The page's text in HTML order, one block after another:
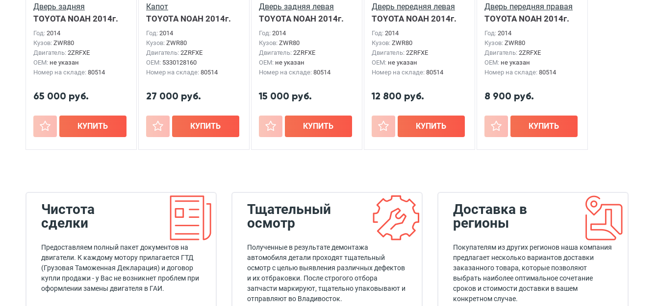
Дверь задняя
TOYOTA NOAH 2014г.
Год: 2014
Кузов: ZWR80
Двигатель: 2ZRFXE
OEM: не указан
Номер на складе: 80514
65 000 руб.
+ КУПИТЬ
Капот
TOYOTA NOAH 2014г.
Год: 2014
Кузов: ZWR80
Двигатель: 2ZRFXE
OEM: 5330128160
Номер на складе: 80514
27 000 руб.
+ КУПИТЬ
Дверь задняя левая
TOYOTA NOAH 2014г.
Год: 2014
Кузов: ZWR80
Двигатель: 2ZRFXE
OEM: не указан
Номер на складе: 80514
15 000 руб.
+ КУПИТЬ
Дверь передняя левая
TOYOTA NOAH 2014г.
Год: 2014
Кузов: ZWR80
Двигатель: 2ZRFXE
OEM: не указан
Номер на складе: 80514
12 800 руб.
+ КУПИТЬ
Дверь передняя правая
TOYOTA NOAH 2014г.
Год: 2014
Кузов: ZWR80
Двигатель: 2ZRFXE
OEM: не указан
Номер на складе: 80514
8 900 руб.
+ КУПИТЬ
Чистота
сделки
Предоставляем полный пакет документов на
двигатели. К каждому мотору прилагается ГТД
(Грузовая Таможенная Декларация) и договор
купли продажи - у Вас не возникнет проблем при
оформлении замены двигателя в ГАИ.
Тщательный
осмотр
Полученные в результате демонтажа
автомобиля детали проходят тщательный
осмотр с целью выявления различных дефектов
и их отбраковки. После строгого отбора
запчасти маркируют, тщательно упаковывают и
отправляют во Владивосток.
Доставка в
регионы
Покупателям из других регионов наша компания
предлагает несколько вариантов доставки
заказанного товара, которые позволяют
выбрать наиболее оптимальное сочетание
сроков и стоимости доставки в вашем
конкретном случае.